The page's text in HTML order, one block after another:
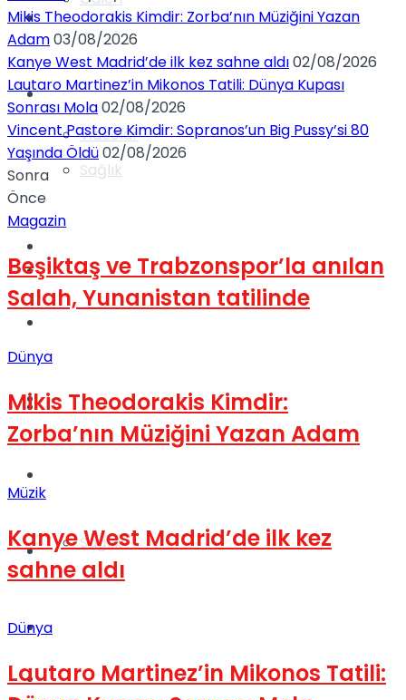
Videolar
Gündem
Yaşam
Sağlık
TV
Gündem
Yaşam
Sağlık
Dünya
Müzik
Sinema
Mikis Theodorakis Kimdir: Zorba’nın Müziğini Yazan
Adam03/08/2026
Kanye West Madrid’de ilk kez sahne aldı02/08/2026
Lautaro Martinez’in Mikonos Tatili: Dünya Kupası
Sonrası Mola02/08/2026
Vincent Pastore Kimdir: Sopranos’un Big Pussy’si 80
Yaşında Öldü02/08/2026
Sonra
Önce
Magazin
Beşiktaş ve Trabzonspor’la anılan
Salah, Yunanistan tatilinde
Dünya
Mikis Theodorakis Kimdir:
Zorba’nın Müziğini Yazan Adam
Müzik
Kanye West Madrid’de ilk kez
sahne aldı
Dünya
Lautaro Martinez’in Mikonos Tatili: